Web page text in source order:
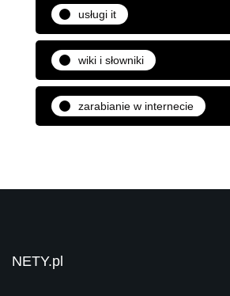
usługi it
wiki i słowniki
zarabianie w internecie
NETY.pl